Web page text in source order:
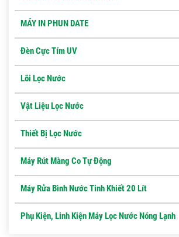
MÁY IN PHUN DATE
Đèn Cực Tím UV
Lõi Lọc Nước
Vật Liệu Lọc Nước
Thiết Bị Lọc Nước
Máy Rút Màng Co Tự Động
Máy Rửa Bình Nước Tinh Khiết 20 Lít
Phụ Kiện, Linh Kiện Máy Lọc Nước Nóng Lạnh